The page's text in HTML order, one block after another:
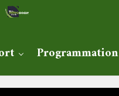
Programmation